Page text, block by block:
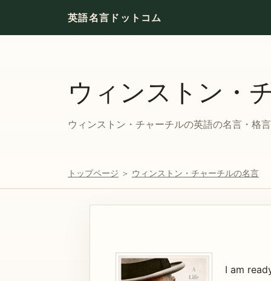
英語名言ドットコム
ウィンストン・
ウィンストン・チャーチルの英語の名言・格
トップページ ＞ ウィンストン・チャーチルの名言
I am